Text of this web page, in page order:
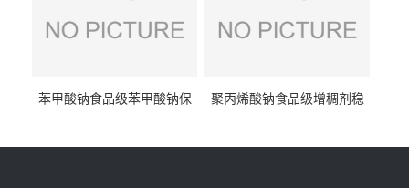
苯甲酸钠食品级苯甲酸钠保
聚丙烯酸钠食品级增稠剂稳